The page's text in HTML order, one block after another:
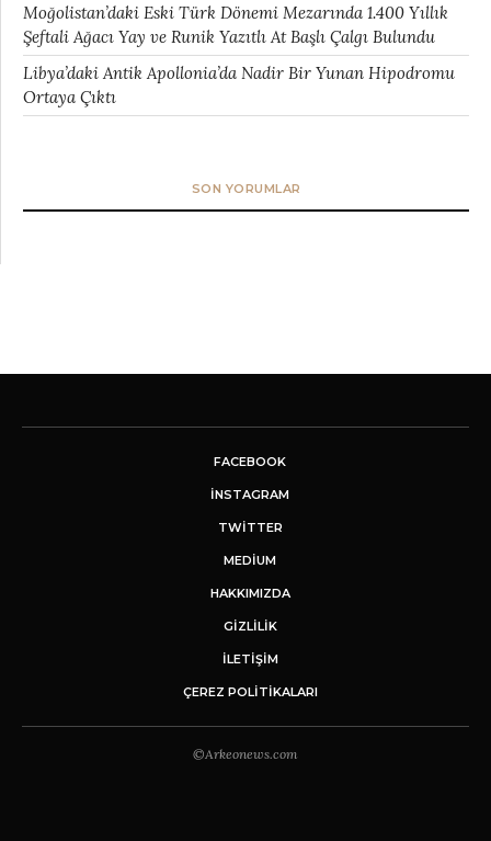
Moğolistan’daki Eski Türk Dönemi Mezarında 1.400 Yıllık
Şeftali Ağacı Yay ve Runik Yazıtlı At Başlı Çalgı Bulundu
Libya’daki Antik Apollonia’da Nadir Bir Yunan Hipodromu
Ortaya Çıktı
SON YORUMLAR
FACEBOOK
INSTAGRAM
TWITTER
MEDIUM
HAKKIMIZDA
GİZLİLİK
İLETIŞIM
ÇEREZ POLITIKALARI
©Arkeonews.com